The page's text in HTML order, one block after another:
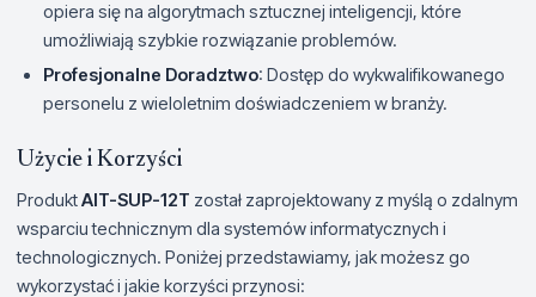
opiera się na algorytmach sztucznej inteligencji, które
umożliwiają szybkie rozwiązanie problemów.
Profesjonalne Doradztwo: Dostęp do wykwalifikowanego
personelu z wieloletnim doświadczeniem w branży.
Użycie i Korzyści
ProduktAIT-SUP-12T został zaprojektowany z myślą o zdalnym
wsparciu technicznym dla systemów informatycznych i
technologicznych. Poniżej przedstawiamy, jak możesz go
wykorzystać i jakie korzyści przynosi: